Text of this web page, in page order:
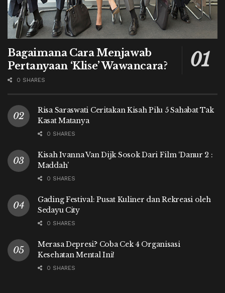
Bagaimana Cara Menjawab
Pertanyaan ‘Klise’ Wawancara?
0 SHARES
Risa Saraswati Ceritakan Kisah Pilu 5 Sahabat Tak
Kasat Matanya
0 SHARES
Kisah Ivanna Van Dijk Sosok Dari Film ‘Danur 2 :
Maddah’
0 SHARES
Gading Festival: Pusat Kuliner dan Rekreasi oleh
Sedayu City
0 SHARES
Merasa Depresi? Coba Cek 4 Organisasi
Kesehatan Mental Ini!
0 SHARES